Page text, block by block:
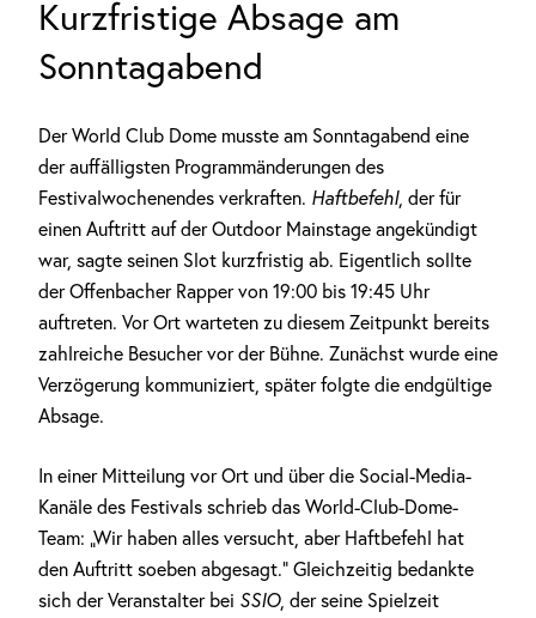
Kurzfristige Absage am
Sonntagabend
Der World Club Dome musste am Sonntagabend eine
der auffälligsten Programmänderungen des
Festivalwochenendes verkraften. Haftbefehl, der für
einen Auftritt auf der Outdoor Mainstage angekündigt
war, sagte seinen Slot kurzfristig ab. Eigentlich sollte
der Offenbacher Rapper von 19:00 bis 19:45 Uhr
auftreten. Vor Ort warteten zu diesem Zeitpunkt bereits
zahlreiche Besucher vor der Bühne. Zunächst wurde eine
Verzögerung kommuniziert, später folgte die endgültige
Absage.
In einer Mitteilung vor Ort und über die Social-Media-
Kanäle des Festivals schrieb das World-Club-Dome-
Team: „Wir haben alles versucht, aber Haftbefehl hat
den Auftritt soeben abgesagt.“ Gleichzeitig bedankte
sich der Veranstalter bei SSIO, der seine Spielzeit